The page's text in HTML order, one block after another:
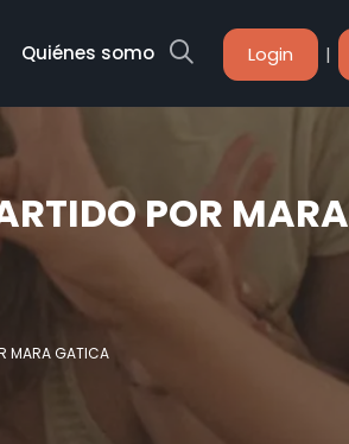
Quiénes somos Login |
POR MARA
MARA GATICA